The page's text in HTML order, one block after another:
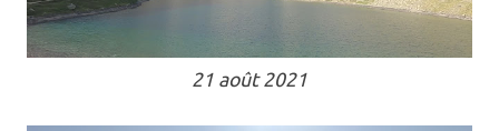
21 août 2021